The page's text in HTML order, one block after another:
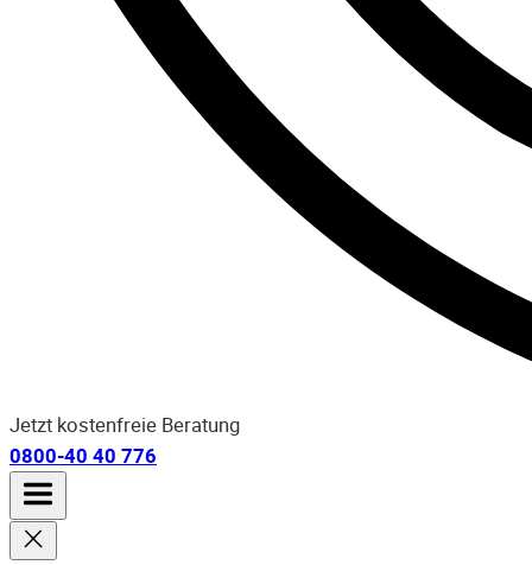
Jetzt kostenfreie Beratung
0800-40 40 776